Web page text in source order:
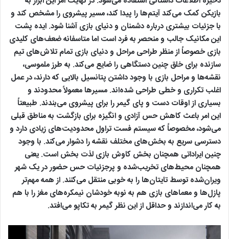
بازیکن کمک می‌کند آیتم‌ها را پیدا کند، مسیر پیشروی را مشخص کند و
با جزئیات بیشتری درباره دشمنان و دنیای بازی آشنا شود. ایده پشت
این مکانیک جالب و منحصر به فرد است اما متاسفانه ضعف‌های کلیدی
بازی خصوصاً از منظر طراحی مراحل و دنیای بازی تمام تلاش‌های تیم
سازنده برای خلق چنین دستگاهی را ضایع می‌کند. به طرز ملموسی،
نقشه‌ها و مراحل بازی با وجود داشتن پتانسیل بالایی که دارند، در عمل
اغلب تکراری و خطی طراحی شده‌اند. مسیرها معمولاً محدودند و
بسیاری از اوقات دست و پای گیمر را برای پیشروی می‌بندند. طبیعتاً
این امر باعث کاهش حس آزادی و انگیزه برای بازگشت به مناطق قبلی
می‌شود، مخصوصاً که سیستم فست تراول محدودیت‌های زیادی دارد و
دسترسی سریع به بخش‌های مختلف نقشه را دشوار می‌کند. با وجود
چنین ایراداتی همچنان بخش کاوش بازی لذت بخش است. یعنی
همچنان محیط‌های تخریب‌شده و پرجزئیات حس حضور در یک شهر
ویران‌شده توسط تایتان‌ها را به خوبی منتقل می‌کنند. از همه مهم‌تر
پازل‌ها و معماهای بازی هم به نوبه خودشان نیمکره‌های مغز را با هم
به کار می‌اندازند و حداقل از این نظر گیمر به تکاپو می‌افتد.